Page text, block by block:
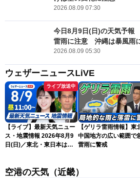
2026.08.09 07:30
今日8月9日(日)の天気予報
雷雨に注意 沖縄は暴風雨
2026.08.09 05:30
ウェザーニュースLiVE
ライブ放送中
【ライブ】最新天気ニュー
ス・地震情報 2026年8月9
日(日)／東北・東日本は急
ム・青原桃香／山口剛央〉
【ゲリラ雷雨情報】東
中国地方の広い範囲で
雷雨に警戒
空港の天気（近畿）